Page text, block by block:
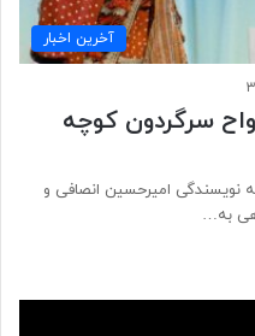
آخرین اخبار
سرگردون کوچه
نویسندگی امیرحسین انصافی و
به…